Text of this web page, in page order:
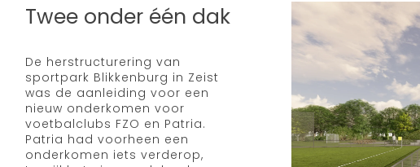
Twee onder één dak
De herstructurering van
sportpark Blikkenburg in Zeist
was de aanleiding voor een
nieuw onderkomen voor
voetbalclubs FZO en Patria.
Patria had voorheen een
onderkomen iets verderop,